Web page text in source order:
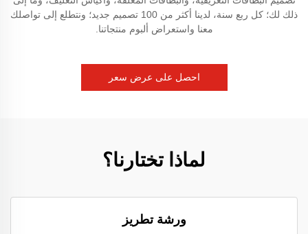
ذلك لك؛ كل ربع سنة، لدينا أكثر من 100 تصميم جديد؛ ونتطلع إلى تواصلك
معنا واستعراض ألبوم منتجاتنا.
احصل على عرض سعر
لماذا تختارنا؟
ورشة تطريز